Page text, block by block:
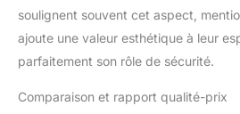
soulignent souvent cet aspect,
ajoute une valeur esthétique à leur
parfaitement son rôle de sécurité.
Comparaison et rapport qualité-prix